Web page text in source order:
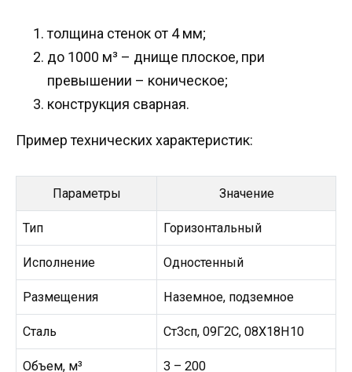
толщина стенок от 4 мм;
до 1000 м³ – днище плоское, при
превышении – коническое;
конструкция сварная.
Пример технических характеристик:
Параметры Значение
Тип Горизонтальный
Исполнение Одностенный
Размещения Наземное, подземное
Сталь Ст3сп, 09Г2С, 08Х18Н10
Объем, м³ 3 – 200